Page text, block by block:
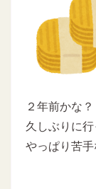
２年前かな？
久しぶりに
やっぱり苦